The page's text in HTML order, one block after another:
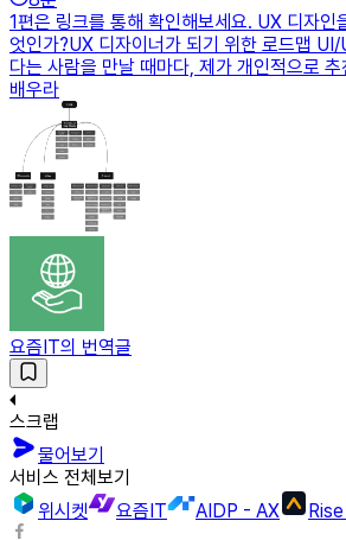
1편은 링크를 통해 확인해보세요. UX 디자인
엇인가?UX 디자이너가 되기 위한 로드맵 UI/
다는 사람을 만날 때마다, 제가 개인적으로
배우라
요즘IT의 번역글
스크랩
물어보기
서비스 전체보기
위시켓
요즘IT AIDP - AX